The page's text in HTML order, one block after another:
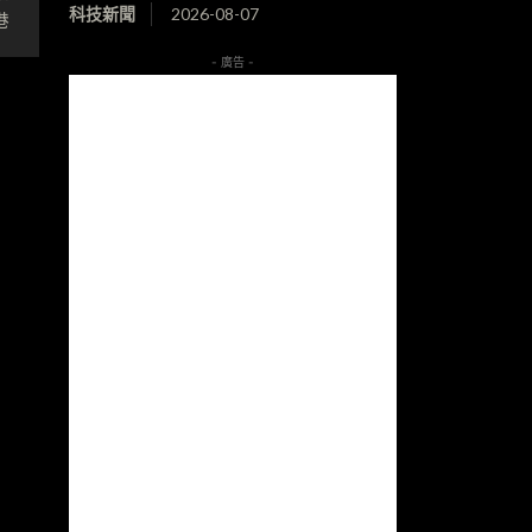
科技新聞 2026-08-07
- 廣告 -